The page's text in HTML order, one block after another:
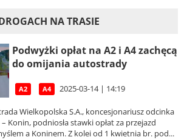
NA TRASIE
Podwyżki opłat na A2 i A4 zachęcą
do omijania autostrady
A2 A4 2025-03-14 | 14:19
Wielkopolska S.A., koncesjonariusz odcinka
Konin, podniosła stawki opłat za przejazd
a Koninem. Z kolei od 1 kwietnia br. pod...